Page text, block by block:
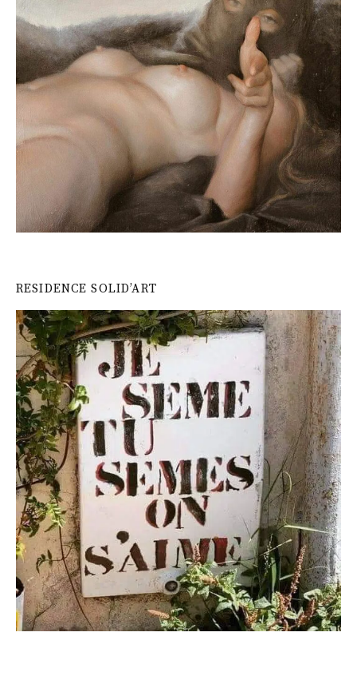
RESIDENCE SOLID’ART